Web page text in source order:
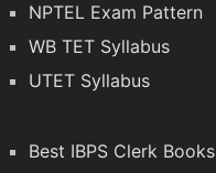
NPTEL Exam Pattern
WB TET Syllabus
UTET Syllabus
Best IBPS Clerk Books